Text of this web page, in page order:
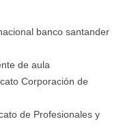
banco santander
de aula
Corporación de
de Profesionales y